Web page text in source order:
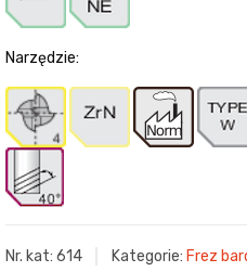
Narzędzie:
Nr. kat: 614 Kategorie: Frez